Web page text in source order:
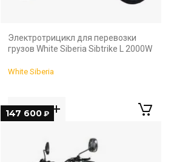
Электротрицикл для перевозки
грузов White Siberia Sibtrike L 2000W
White Siberia
147 600 ₽